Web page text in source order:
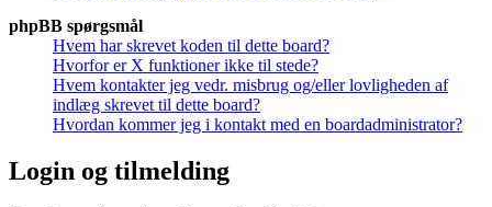
phpBB spørgsmål
Hvem har skrevet koden til dette board?
Hvorfor er X funktioner ikke til stede?
Hvem kontakter jeg vedr. misbrug og/eller lovligheden af
indlæg skrevet til dette board?
Hvordan kommer jeg i kontakt med en boardadministrator?
Login og tilmelding